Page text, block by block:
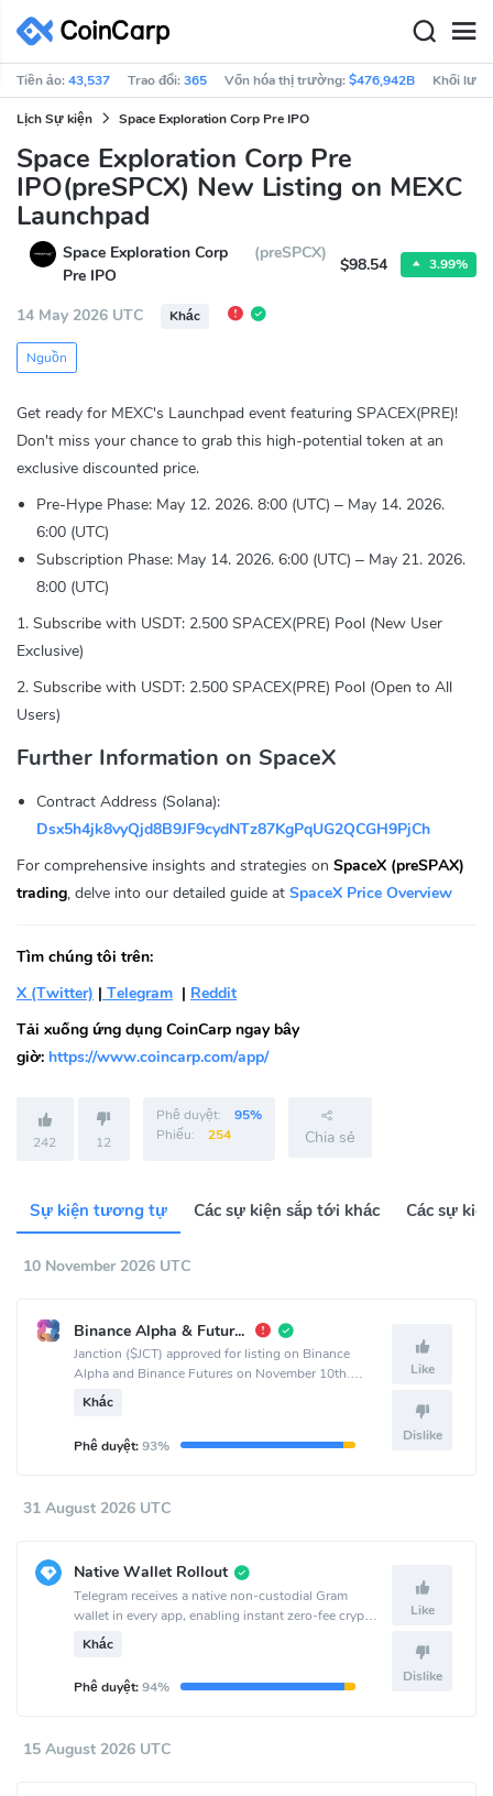
Tiền ảo:43,537 Trao đổi:365 Vốn hóa thị trường:$476,942B Khối
Lịch Sự kiện Space Exploration Corp Pre IPO
Space Exploration Corp Pre
IPO(preSPCX) New Listing on MEXC
Launchpad
Space Exploration Corp
Pre IPO
(preSPCX)
$98.54 3.99%
14 May 2026 UTC Khác
Nguồn
Get ready for MEXC's Launchpad event featuring SPACEX(PRE)!
Don't miss your chance to grab this high-potential token at an
exclusive discounted price.
Pre-Hype Phase: May 12. 2026. 8:00 (UTC) – May 14. 2026.
6:00 (UTC)
Subscription Phase: May 14. 2026. 6:00 (UTC) – May 21. 2026.
8:00 (UTC)
1. Subscribe with USDT: 2.500 SPACEX(PRE) Pool (New User
Exclusive)
2. Subscribe with USDT: 2.500 SPACEX(PRE) Pool (Open to All
Users)
Further Information on SpaceX
Contract Address (Solana):
Dsx5h4jk8vyQjd8B9JF9cydNTz87KgPqUG2QCGH9PjCh
For comprehensive insights and strategies on SpaceX (preSPAX)
trading, delve into our detailed guide at SpaceX Price Overview
Tìm chúng tôi trên:
X (Twitter) | Telegram | Reddit
Tải xuống ứng dụng CoinCarp ngay bây
giờ: https://www.coincarp.com/app/
242 12
Phê duyệt:
95%
Phiếu:
254 Chia sẻ
Sự kiện tương tự Các sự kiện sắp tới khác Các sự
10 November 2026 UTC
Binance Alpha & Futures List
Janction ($JCT) approved for listing on Binance
Alpha and Binance Futures on November 10th.
Announcement made via Jasmy-MGT official
Khác
Phê duyệt:93%
Like
Dislike
31 August 2026 UTC
Native Wallet Rollout
Telegram receives a native non-custodial Gram
wallet in every app, enabling instant zero-fee crypto
transactions for over a billion users.
Khác
Phê duyệt:94%
Like
Dislike
15 August 2026 UTC